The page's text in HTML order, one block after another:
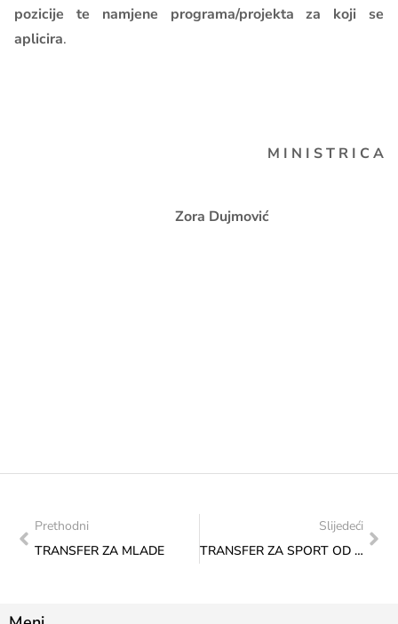
pozicije te namjene programa/projekta za koji se
aplicira.
M I N I S T R I C A
Zora Dujmović
Prethodni
TRANSFER ZA MLADE
Slijedeći
TRANSFER ZA SPORT OD ZNAČAJA ZA FEDERACIJU